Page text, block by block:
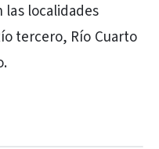
localidades
tercero, Río Cuarto